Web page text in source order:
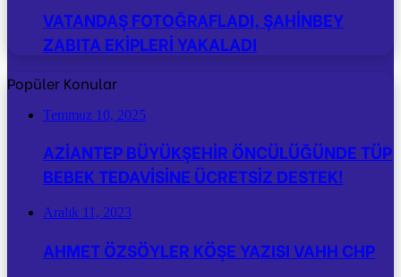
VATANDAŞ FOTOĞRAFLADI, ŞAHİNBEY
ZABITA EKİPLERİ YAKALADI
Popüler Konular
Temmuz 10, 2025
AZİANTEP BÜYÜKŞEHİR ÖNCÜLÜĞÜNDE TÜP
BEBEK TEDAVİSİNE ÜCRETSİZ DESTEK!
Aralık 11, 2023
AHMET ÖZSÖYLER KÖŞE YAZISI VAHH CHP